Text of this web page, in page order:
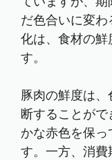
だ色合いに変
化は、食材の
す。
豚肉の鮮度は
断することが
かな赤色を保っ
す。一方、消